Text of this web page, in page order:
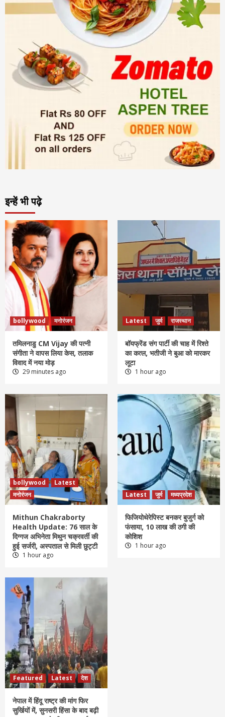
इन्हें भी पढ़े
bollywood मनोरंजन
तमिलनाडु CM Vijay की पत्नी
संगीता ने वापस लिया केस, तलाक
विवाद में नया मोड़
29 minutes ago
Latest जुर्म राजस्थान
बॉयफ्रेंड संग पार्टी की चाह में रिश्ते
का कत्ल, भतीजी ने बुआ को मारकर
लूटा
1 hour ago
bollywood
Latest
मनोरंजन
Mithun Chakraborty
Health Update: 76 साल के
दिग्गज अभिनेता मिथुन चक्रवर्ती की
हुई सर्जरी, अस्पताल से मिली छुट्टी
1 hour ago
Latest जुर्म मध्यप्रदेश
फिजियोथेरेपिस्ट बनकर बुजुर्ग को
फंसाया, 10 लाख की ठगी की
कोशिश
1 hour ago
Featured Latest देश
नेपाल में हिंदू राष्ट्र की मांग फिर
सुर्खियों में, सुनसरी हिंसा के बाद बढ़ी